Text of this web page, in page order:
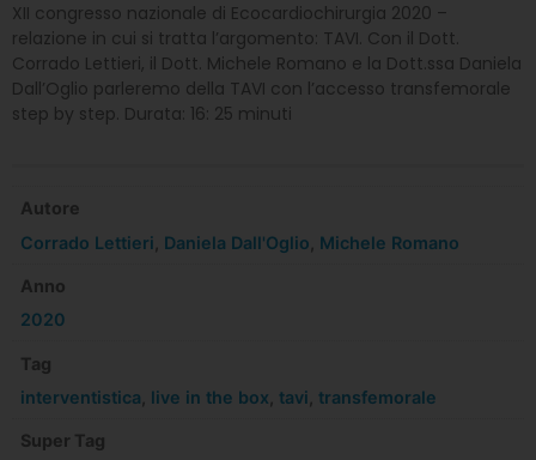
XII congresso nazionale di Ecocardiochirurgia 2020 –
relazione in cui si tratta l’argomento: TAVI. Con il Dott.
Corrado Lettieri, il Dott. Michele Romano e la Dott.ssa Daniela
Dall’Oglio parleremo della TAVI con l’accesso transfemorale
step by step. Durata: 16: 25 minuti
Autore
Corrado Lettieri Daniela Dall'Oglio Michele Romano
Anno
2020
Tag
interventistica live in the box ,tavi ,transfemorale
Super Tag